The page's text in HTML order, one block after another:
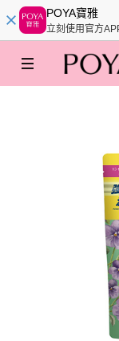
POYA寶雅
立刻使用官方